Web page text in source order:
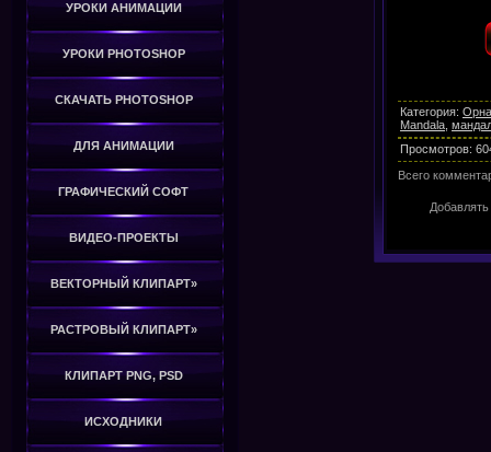
УРОКИ АНИМАЦИИ
УРОКИ PHOTOSHOP
СКАЧАТЬ PHOTOSHOP
ДЛЯ АНИМАЦИИ
ГРАФИЧЕСКИЙ СОФТ
ВИДЕО-ПРОЕКТЫ
ВЕКТОРНЫЙ КЛИПАРТ»
РАСТРОВЫЙ КЛИПАРТ»
КЛИПАРТ PNG, PSD
ИСХОДНИКИ
Категория:
Mandala
Просмотров:
Всего